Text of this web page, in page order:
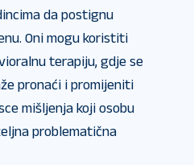
da postignu
Oni mogu koristiti
terapiju, gdje se
pronaći i promijeniti
mišljenja koji osobu
problematična